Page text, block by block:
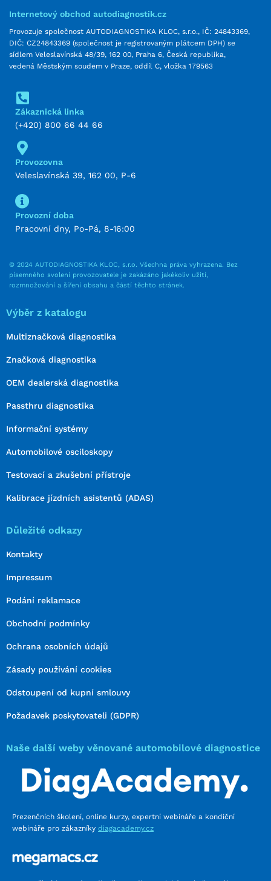
Internetový obchod autodiagnostik.cz
Provozuje společnost AUTODIAGNOSTIKA KLOC, s.r.o., IČ: 24843369,
DIČ: CZ24843369 (společnost je registrovaným plátcem DPH) se
sídlem Veleslavínská 48/39, 162 00, Praha 6, Česká republika,
vedená Městským soudem v Praze, oddíl C, vložka 179563
Zákaznická linka
(+420) 800 66 44 66
Provozovna
Veleslavínská 39, 162 00, P-6
Provozní doba
Pracovní dny, Po-Pá, 8-16:00
© 2024 AUTODIAGNOSTIKA KLOC, s.r.o. Všechna práva vyhrazena. Bez
písemného svolení provozovatele je zakázáno jakékoliv užití,
rozmnožování a šíření obsahu a částí těchto stránek.
Výběr z katalogu
Multiznačková diagnostika
Značková diagnostika
OEM dealerská diagnostika
Passthru diagnostika
Informační systémy
Automobilové osciloskopy
Testovací a zkušební přístroje
Kalibrace jízdních asistentů (ADAS)
Důležité odkazy
Kontakty
Impressum
Podání reklamace
Obchodní podmínky
Ochrana osobních údajů
Zásady používání cookies
Odstoupení od kupní smlouvy
Požadavek poskytovateli (GDPR)
Naše další weby věnované automobilové diagnostice
Prezenčních školení, online kurzy, expertní webináře a kondiční
webináře pro zákazníky diagacademy.cz